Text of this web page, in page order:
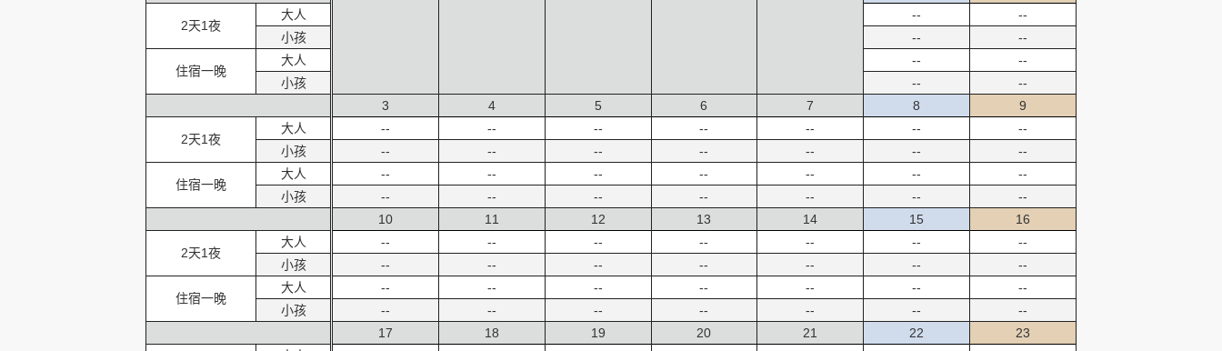
2天1夜
大人
小孩
住宿一晚
大人
小孩
2天1夜
大人
小孩
住宿一晚
大人
小孩
2天1夜
大人
小孩
住宿一晚
大人
小孩
--
--
--
--
--
--
--
--
3
--
--
--
--
4
--
--
--
--
5
--
--
--
--
6
--
--
--
--
7
--
--
--
--
8
--
--
--
--
9
--
--
--
--
10
--
--
--
--
11
--
--
--
--
12
--
--
--
--
13
--
--
--
--
14
--
--
--
--
15
--
--
--
--
16
--
--
--
--
17
18
19
20
21
22
23